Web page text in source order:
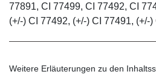
77891, CI 77499, CI 77492, CI
(+/-) CI 77492, (+/-) CI 77491, (+/-
Weitere Erläuterungen zu den